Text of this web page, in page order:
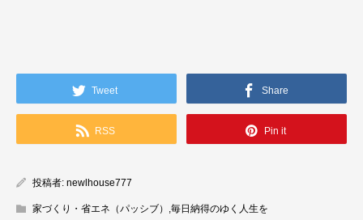
Tweet Share
RSS Pin it
投稿者: newlhouse777
家づくり・省エネ（パッシブ） ,毎日納得のゆく人生を